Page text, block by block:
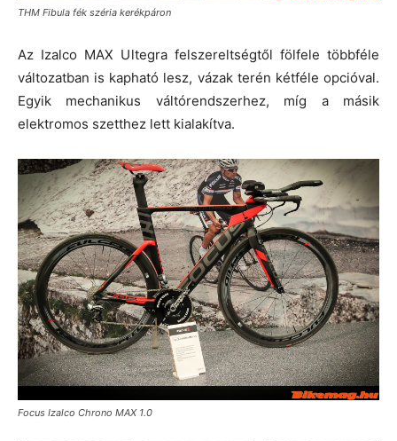
THM Fibula fék széria kerékpáron
Az Izalco MAX Ultegra felszereltségtől fölfele többféle
változatban is kapható lesz, vázak terén kétféle opcióval.
Egyik mechanikus váltórendszerhez, míg a másik
elektromos szetthez lett kialakítva.
Focus Izalco Chrono MAX 1.0